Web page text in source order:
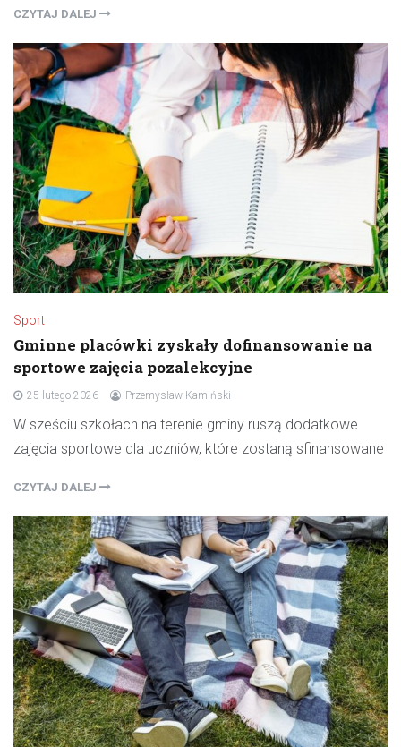
CZYTAJ DALEJ
Sport
Gminne placówki zyskały dofinansowanie na
sportowe zajęcia pozalekcyjne
25 lutego 2026 Przemysław Kamiński
W sześciu szkołach na terenie gminy ruszą dodatkowe
zajęcia sportowe dla uczniów, które zostaną sfinansowane
CZYTAJ DALEJ